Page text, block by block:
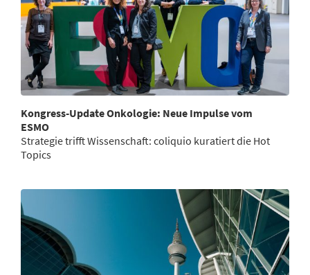
Kongress-Update Onkologie: Neue Impulse vom
ESMO
Strategie trifft Wissenschaft: coliquio kuratiert die Hot
Topics